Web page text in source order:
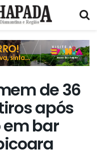
de 36
após
bar